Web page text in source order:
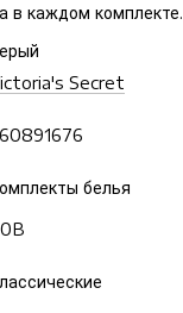
в каждом комплекте.
Secret
белья